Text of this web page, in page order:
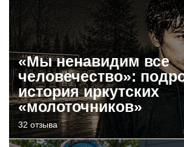
«Мы ненавидим все
человечество»:
история иркутских
«молоточников»
32 отзыва